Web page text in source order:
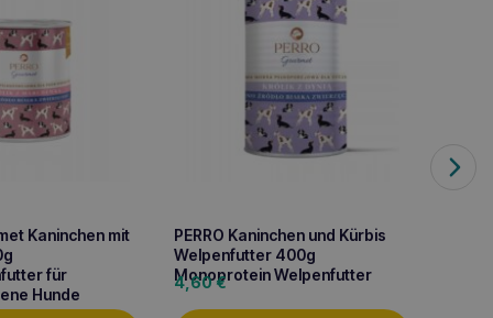
Kaninchen mit
für
Hunde
PERRO Kaninchen und Kürbis
Welpenfutter 400g
Monoprotein Welpenfutter
4,60€